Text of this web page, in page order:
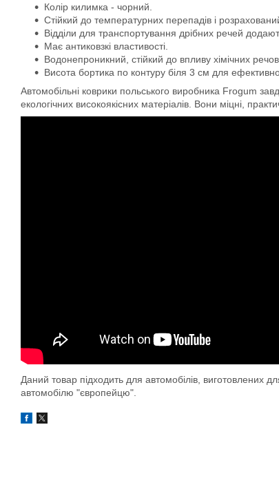
Колір килимка - чорний.
Стійкий до температурних перепадів і
Відділи для транспортування дрібних речей
Має антиковзкі властивості.
Водонепроникний, стійкий до впливу хімічних
Висота бортика по контуру біля 3 см для
Автомобільні коврики польського виробника Frogum
екологічних високоякісних матеріалів. Вони міцні,
Даний товар підходить для автомобілів,
автомобілю "європейцю".